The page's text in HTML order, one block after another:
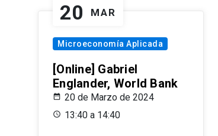
20 MAR
Microeconomía Aplicada
[Online] Gabriel
Englander, World Bank
20 de Marzo de 2024
13:40 a 14:40